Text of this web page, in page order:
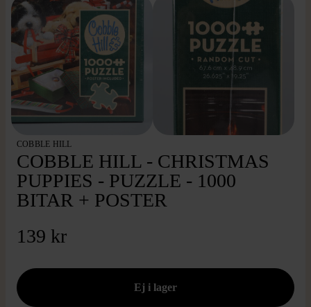
COBBLE HILL
COBBLE HILL - CHRISTMAS
PUPPIES - PUZZLE - 1000
BITAR + POSTER
139 kr